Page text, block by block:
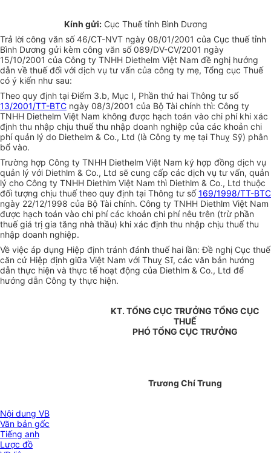
Kính gửi:Cục Thuế tỉnh Bình Dương
Trả lời công văn số 46/CT-NVT ngày 08/01/2001 của Cục thuế tỉnh
Bình Dương gửi kèm công văn số 089/DV-CV/2001 ngày
15/10/2001 của Công ty TNHH Diethelm Việt Nam đề nghị hướng
dẫn về thuế đối với dịch vụ tư vấn của công ty mẹ, Tổng cục Thuế
có ý kiến như sau:
Theo quy định tại Điểm 3.b, Mục I, Phần thứ hai Thông tư số
13/2001/TT-BTC ngày 08/3/2001 của Bộ Tài chính thì: Công ty
TNHH Diethelm Việt Nam không được hạch toán vào chi phí khi xác
định thu nhập chịu thuế thu nhập doanh nghiệp của các khoản chi
phí quản lý do Diethelm & Co., Ltd (là Công ty mẹ tại Thuỵ Sỹ) phân
bổ vào.
Trường hợp Công ty TNHH Diethelm Việt Nam ký hợp đồng dịch vụ
quản lý với Diethlm & Co., Ltd sẽ cung cấp các dịch vụ tư vấn, quản
lý cho Công ty TNHH Diethlm Việt Nam thì Diethlm & Co., Ltd thuộc
đối tượng chịu thuế theo quy định tại Thông tư số169/1998/TT-BTC
ngày 22/12/1998 của Bộ Tài chính. Công ty TNHH Diethlm Việt Nam
được hạch toán vào chi phí các khoản chi phí nêu trên (trừ phần
thuế giá trị gia tăng nhà thầu) khi xác định thu nhập chịu thuế thu
nhập doanh nghiệp.
Về việc áp dụng Hiệp định tránh đánh thuế hai lần: Đề nghị Cục thuế
căn cứ Hiệp định giữa Việt Nam với Thuỵ Sĩ, các văn bản hướng
dẫn thực hiện và thực tế hoạt động của Diethlm & Co., Ltd để
hướng dẫn Công ty thực hiện.
KT. TỔNG CỤC TRƯỞNG TỔNG CỤC
THUẾ
PHÓ TỔNG CỤC TRƯỞNG
Trương Chí Trung
Nội dung VB
Văn bản gốc
Tiếng anh
Lược đồ